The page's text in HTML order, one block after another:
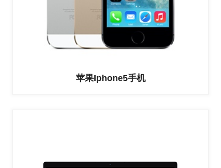
苹果Iphone5手机